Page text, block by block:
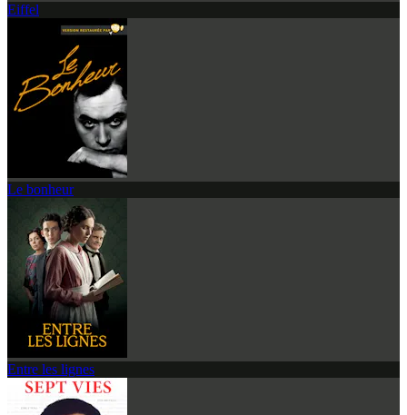
Eiffel
Le bonheur
Entre les lignes